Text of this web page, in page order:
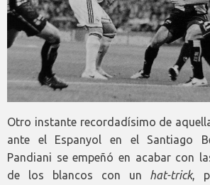
Otro instante recordadísimo de
ante el Espanyol en el Santiago
Pandiani se empeñó en acabar con
de los blancos con un hat-trick,